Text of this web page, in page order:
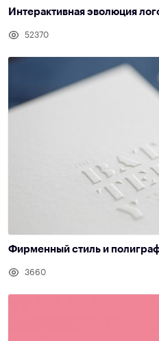
Интерактивная эволюция
52370
Фирменный стиль и
3660